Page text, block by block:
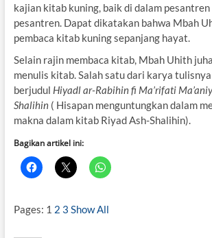
kajian kitab kuning, baik di dalam
pesantren. Dapat dikatakan bahwa Mbah
pembaca kitab kuning sepanjang hayat.
Selain rajin membaca kitab, Mbah Uhith
menulis kitab. Salah satu dari karya
berjudul Hiyadl ar-Rabihin fi Ma’rifati
Shalihin( Hisapan menguntungkan dalam
makna dalam kitab Riyad Ash-Shalihin).
Bagikan artikel ini:
Pages: 1 2 3 Show All